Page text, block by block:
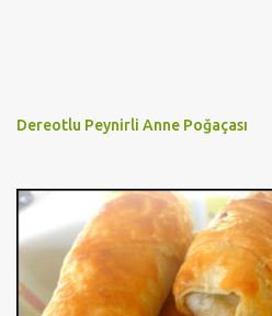
Dereotlu Peynirli Anne Poğaçası